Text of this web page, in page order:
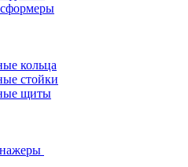
кольца
стойки
щиты